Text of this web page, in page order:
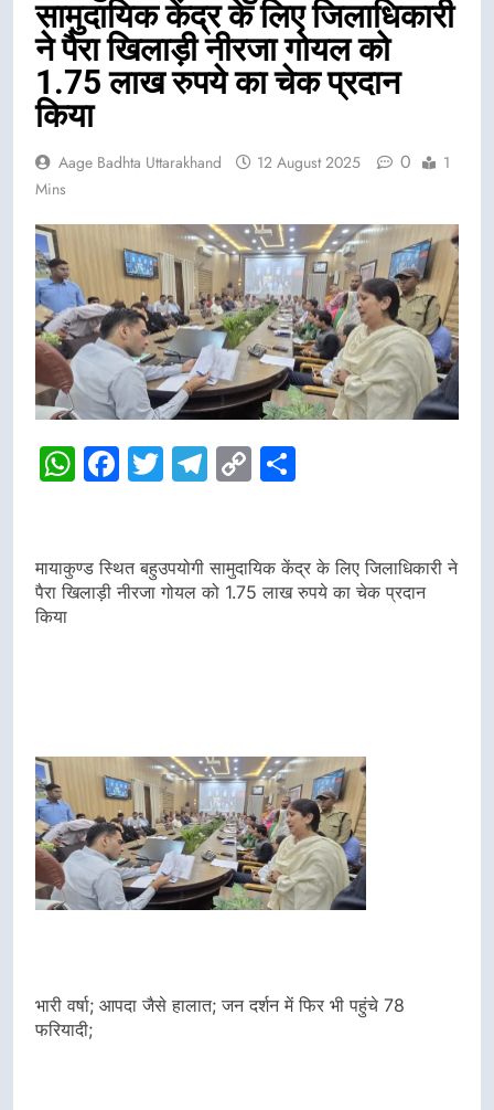
सामुदायिक केंद्र के लिए जिलाधिकारी
ने पैरा खिलाड़ी नीरजा गोयल को
1.75 लाख रुपये का चेक प्रदान
किया
Aage Badhta Uttarakhand 12 August 2025 0
1
Mins
WhatsApp
Facebook
Twitter
Telegram
Copy
मायाकुण्ड स्थित बहुउपयोगी सामुदायिक केंद्र के लिए जिलाधिकारी ने
पैरा खिलाड़ी नीरजा गोयल को 1.75 लाख रुपये का चेक प्रदान
किया
भारी वर्षा; आपदा जैसे हालात; जन दर्शन में फिर भी पहुंचे 78
फरियादी;